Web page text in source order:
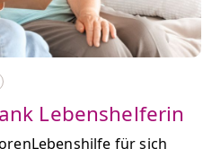
Lebenshelferin
für sich